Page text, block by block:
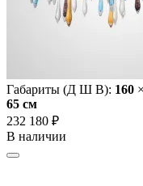
Габариты (Д Ш В): 160 ×
65 cм
232 180 ₽
В наличии